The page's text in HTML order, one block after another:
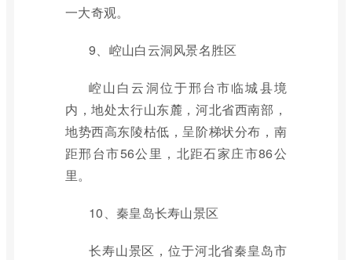
一大奇观。
9、崆山白云洞风景名胜区
崆山白云洞位于邢台市临城县境
内，地处太行山东麓，河北省西南部，
地势西高东陵枯低，呈阶梯状分布，南
距邢台市56公里，北距石家庄市86公
里。
10、秦皇岛长寿山景区
长寿山景区，位于河北省秦皇岛市